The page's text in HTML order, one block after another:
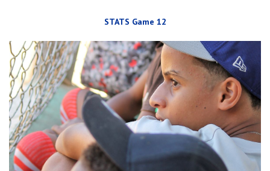
STATS Game 12